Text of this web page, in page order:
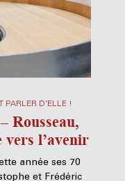
D’ELLE !
Rousseau,
vers l’avenir
année ses 70
et Frédéric